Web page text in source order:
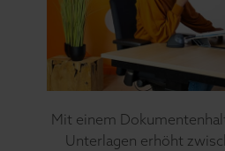
Mit einem
Unterlagen erhöht